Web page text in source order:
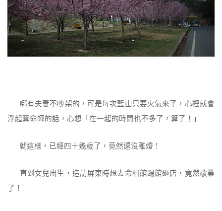
哪有夫妻不吵架的，可是每次藍山只要火氣來了，心裡就會
浮起算命師的話，心想「在一起的時間也不多了，算了！」
就這樣，已經四十幾歲了，竟然還沒離婚！
直到女兒出生，造訪屏東時想去命相館踢館砸店，竟然歇業
了！